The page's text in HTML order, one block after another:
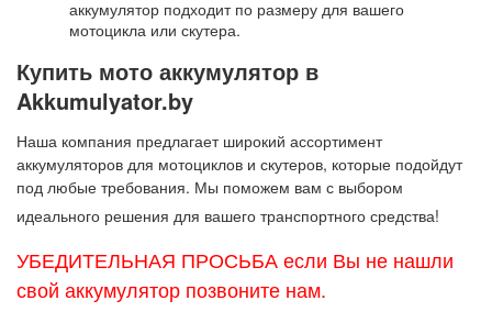
аккумулятор подходит по размеру для вашего
мотоцикла или скутера.
Купить мото аккумулятор в
Akkumulyator.by
Наша компания предлагает широкий ассортимент
аккумуляторов для мотоциклов и скутеров, которые подойдут
под любые требования. Мы поможем вам с выбором
идеального решения для вашего транспортного средства!
УБЕДИТЕЛЬНАЯ ПРОСЬБА если Вы не нашли
свой аккумулятор позвоните нам.